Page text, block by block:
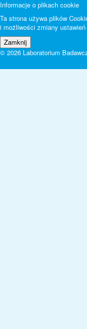
Informacje o plikach cookie
Ta strona używa plików
i możliwości zmiany
© 2026 Laboratorium